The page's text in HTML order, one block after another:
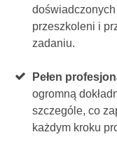
przeszkoleni i
zadaniu.
Pełen
ogromną
szczególe, co
każdym kroku